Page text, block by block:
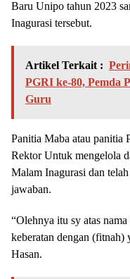
Baru Unipo tahun 2023
Inagurasi tersebut.
Artikel Terkait :
PGRI ke-80, Pemda
Guru
Panitia Maba atau
Rektor Untuk mengelola
Malam Inagurasi dan
jawaban.
“Olehnya itu sy atas
keberatan dengan (fitnah)
Hasan.